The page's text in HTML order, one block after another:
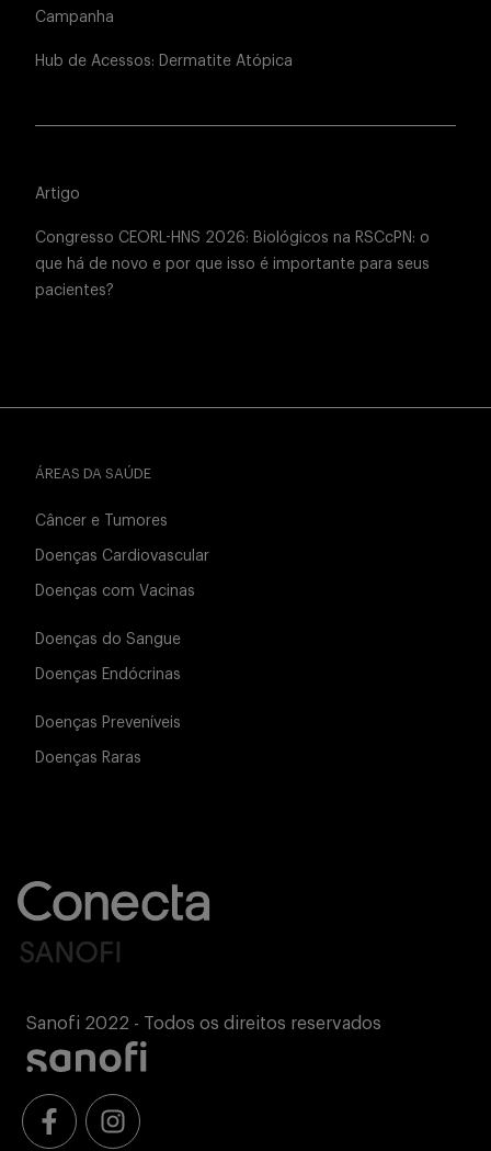
Campanha
Hub de Acessos: Dermatite Atópica
Artigo
Congresso CEORL-HNS 2026: Biológicos na RSCcPN: o
que há de novo e por que isso é importante para seus
pacientes?
ÁREAS DA SAÚDE
Câncer e Tumores
Doenças Cardiovascular
Doenças com Vacinas
Doenças do Sangue
Doenças Endócrinas
Doenças Preveníveis
Doenças Raras
Sanofi 2022 - Todos os direitos reservados